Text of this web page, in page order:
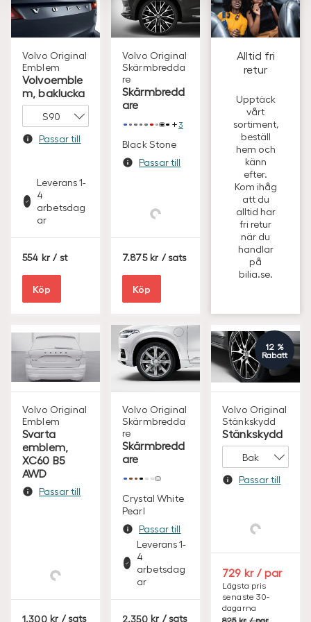
Volvo Original
Emblem
Volvoemble
m, baklucka
Passar till
Leverans 1-
4
arbetsdag
ar
554 S / st
Köp
Volvo Original
Skärmbredda
re
Skärmbredd
are
3
Black Stone
Passar till
7.875 S / sats
Köp
Alltid fri
retur
Upptäck
vårt
sortiment,
beställ
hem och
känn
efter.
Kom ihåg
att du
alltid har
fri retur
när du
handlar
på
bilia.se.
Volvo Original
Emblem
Svarta
emblem,
XC60 B5
AWD
Passar till
Leverans 1-
Volvo Original
Skärmbredda
re
Skärmbredd
are
Crystal White
Pearl
Passar till
Leverans 1-
4
12 %
Rabatt
Volvo Original
Stänkskydd
Stänkskydd
Passar till
729 S
E
/ par
Lägsta pris